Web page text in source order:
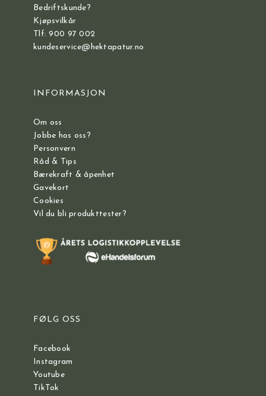
Bedriftskunde?
Kjøpsvilkår
Tlf: 900 97 002
kundeservice@hektapatur.no
INFORMASJON
Om oss
Jobbe hos oss?
Personvern
Råd & Tips
Bærekraft & åpenhet
Gavekort
Cookies
Vil du bli produkttester?
FØLG OSS
Facebook
Instagram
Youtube
TikTok